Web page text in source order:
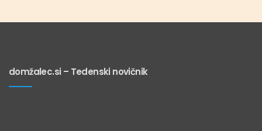
domžalec.si – Tedenski novičnik